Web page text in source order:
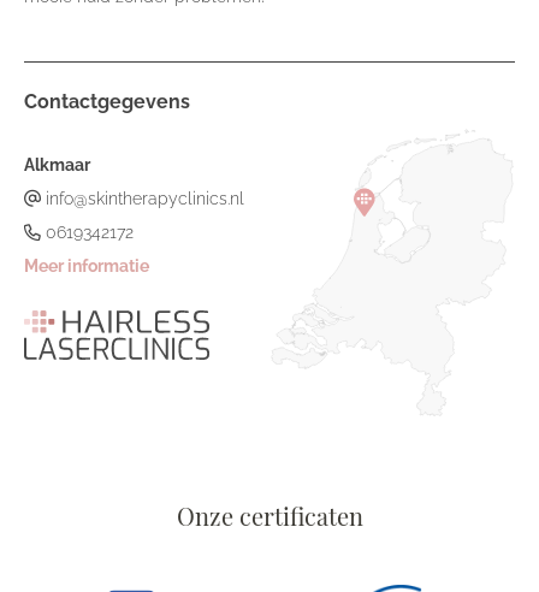
Contactgegevens
Alkmaar
info@skintherapyclinics.nl
0619342172
Meer informatie
Onze certificaten